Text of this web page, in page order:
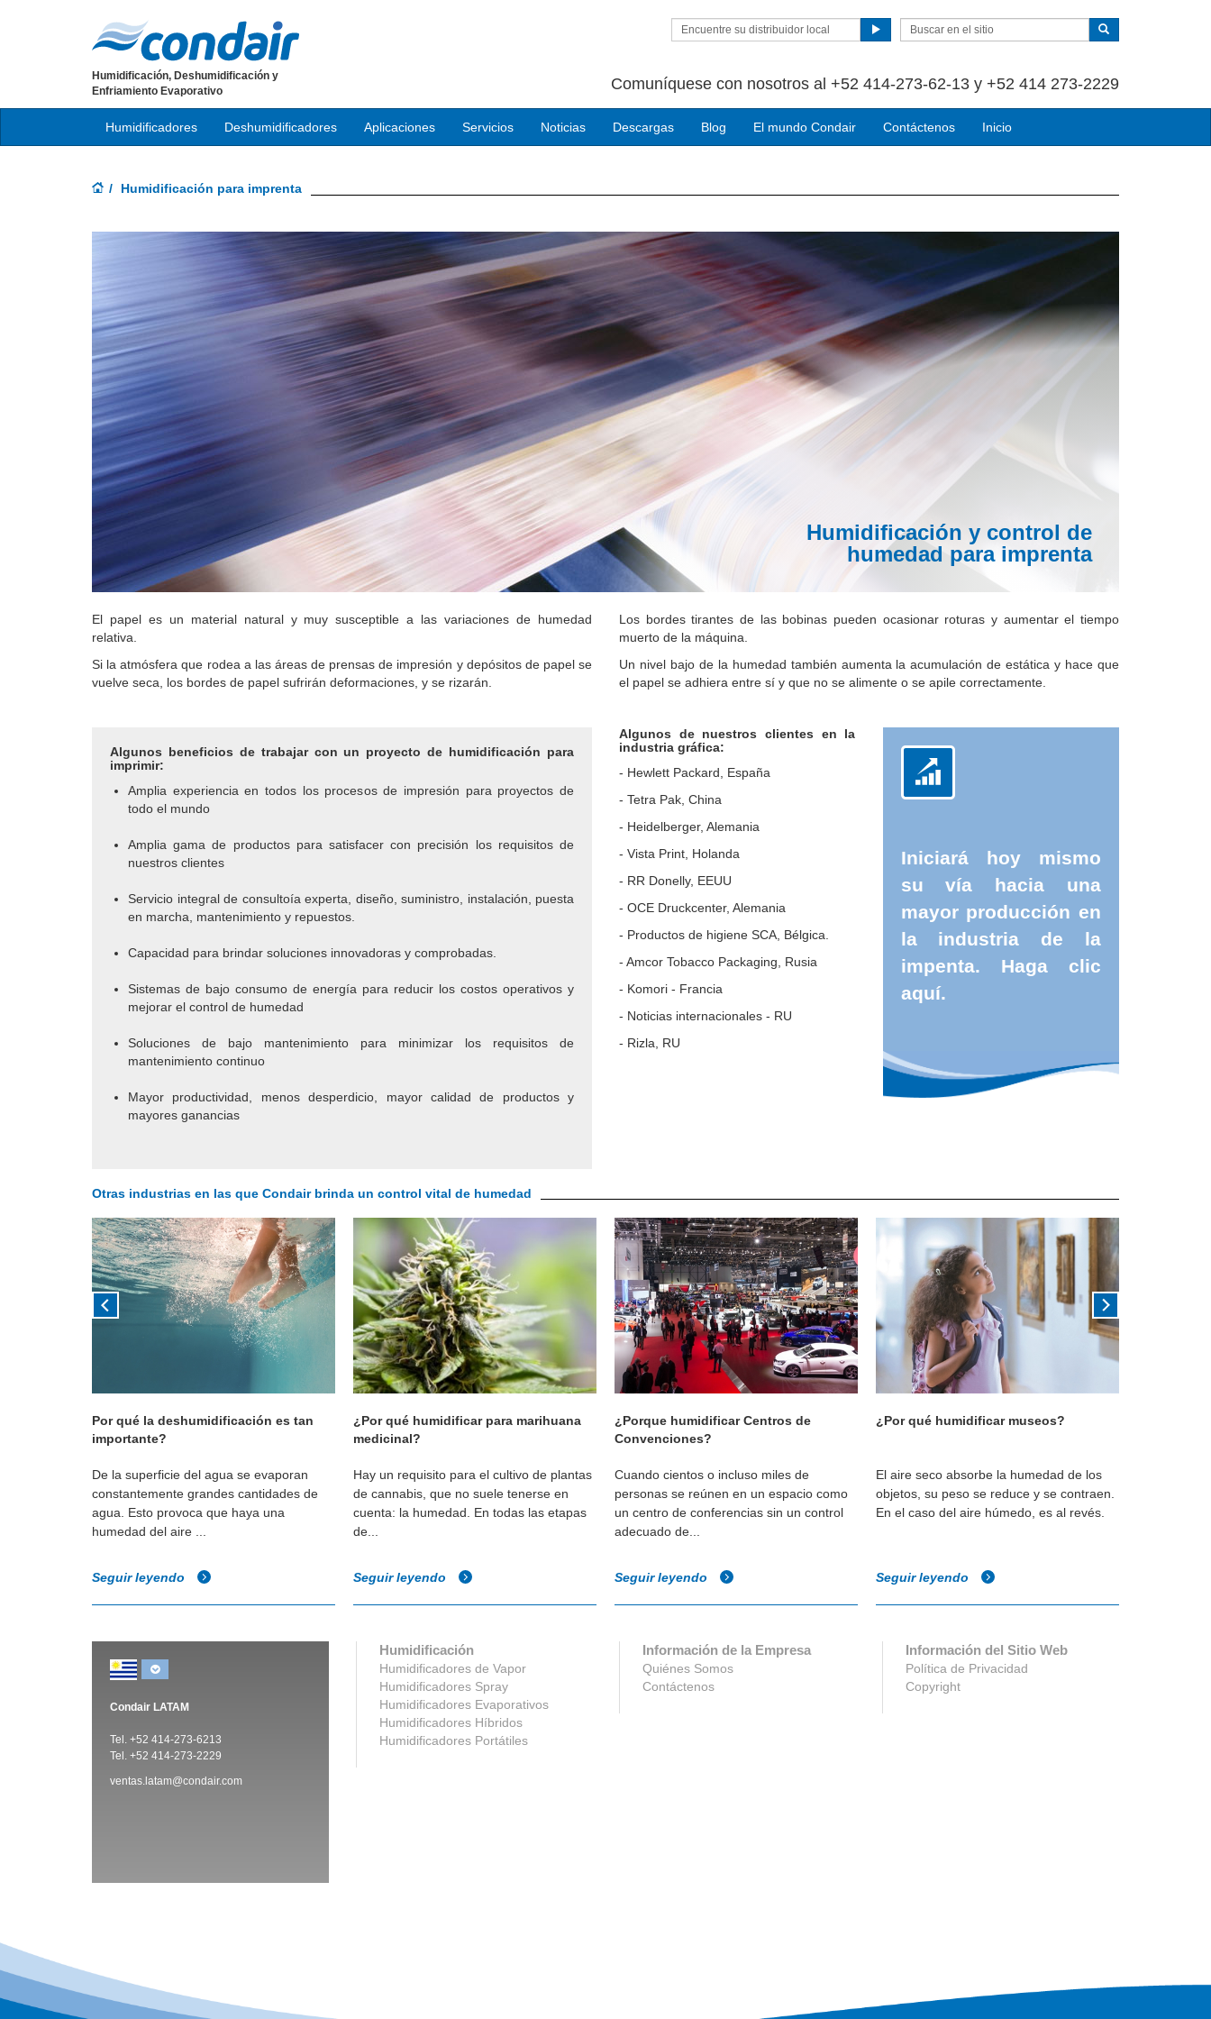
Encuentre su distribuidor local
Comuníquese con nosotros al +52 414-273-62-13 y +52 414 273-2229
Humidificación, Deshumidificación y
Enfriamiento Evaporativo
Humidificadores Deshumidificadores Aplicaciones Servicios Noticias Descargas Blog El mundo Condair Contáctenos Inicio
Humidificación para imprenta
Humidificación y control de
humedad para imprenta
El papel es un material natural y muy susceptible a las variaciones de humedad
relativa.
Si la atmósfera que rodea a las áreas de prensas de impresión y depósitos de papel se
vuelve seca, los bordes de papel sufrirán deformaciones, y se rizarán.
Los bordes tirantes de las bobinas pueden ocasionar roturas y aumentar el tiempo
muerto de la máquina.
Un nivel bajo de la humedad también aumenta la acumulación de estática y hace que
el papel se adhiera entre sí y que no se alimente o se apile correctamente.
Algunos beneficios de trabajar con un proyecto de humidificación para
imprimir:
Amplia experiencia en todos los procesos de impresión para proyectos de
todo el mundo
Amplia gama de productos para satisfacer con precisión los requisitos de
nuestros clientes
Servicio integral de consultoía experta, diseño, suministro, instalación, puesta
en marcha, mantenimiento y repuestos.
Capacidad para brindar soluciones innovadoras y comprobadas.
Sistemas de bajo consumo de energía para reducir los costos operativos y
mejorar el control de humedad
Soluciones de bajo mantenimiento para minimizar los requisitos de
mantenimiento continuo
Mayor productividad, menos desperdicio, mayor calidad de productos y
mayores ganancias
Algunos de nuestros clientes en la
industria gráfica:
- Hewlett Packard, España
- Tetra Pak, China
- Heidelberger, Alemania
- Vista Print, Holanda
- RR Donelly, EEUU
- OCE Druckcenter, Alemania
- Productos de higiene SCA, Bélgica.
- Amcor Tobacco Packaging, Rusia
- Komori - Francia
- Noticias internacionales - RU
- Rizla, RU
Iniciará hoy mismo
su vía hacia una
mayor producción en
la industria de la
impenta. Haga clic
aquí.
Otras industrias en las que Condair brinda un control vital de humedad
Por qué la deshumidificación es tan
importante?
De la superficie del agua se evaporan
constantemente grandes cantidades de
agua. Esto provoca que haya una
humedad del aire ...
Seguir leyendo
¿Por qué humidificar para marihuana
medicinal?
Hay un requisito para el cultivo de plantas
de cannabis, que no suele tenerse en
cuenta: la humedad. En todas las etapas
de...
Seguir leyendo
¿Porque humidificar Centros de
Convenciones?
Cuando cientos o incluso miles de
personas se reúnen en un espacio como
un centro de conferencias sin un control
adecuado de...
Seguir leyendo
¿Por qué humidificar museos?
El aire seco absorbe la humedad de los
objetos, su peso se reduce y se contraen.
En el caso del aire húmedo, es al revés.
Seguir leyendo
Condair LATAM
Tel. +52 414-273-6213
Tel. +52 414-273-2229
ventas.latam@condair.com
Humidificación
Humidificadores de Vapor
Humidificadores Spray
Humidificadores Evaporativos
Humidificadores Híbridos
Humidificadores Portátiles
Información de la Empresa
Quiénes Somos
Contáctenos
Información del Sitio Web
Política de Privacidad
Copyright